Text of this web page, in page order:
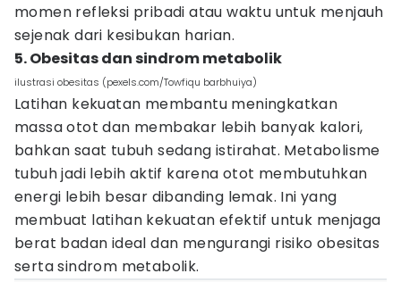
momen refleksi pribadi atau waktu untuk menjauh
sejenak dari kesibukan harian.
5. Obesitas dan sindrom metabolik
ilustrasi obesitas (pexels.com/Towfiqu barbhuiya)
Latihan kekuatan membantu meningkatkan
massa otot dan membakar lebih banyak kalori,
bahkan saat tubuh sedang istirahat. Metabolisme
tubuh jadi lebih aktif karena otot membutuhkan
energi lebih besar dibanding lemak. Ini yang
membuat latihan kekuatan efektif untuk menjaga
berat badan ideal dan mengurangi risiko obesitas
serta sindrom metabolik.